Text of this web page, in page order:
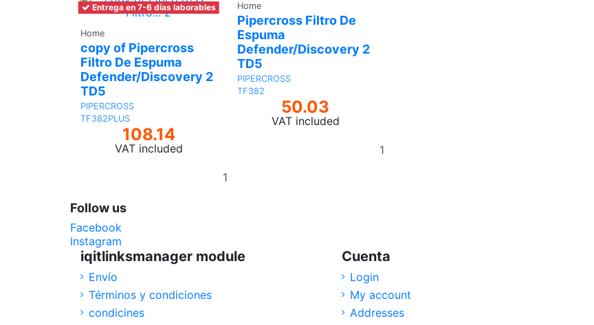
Entrega en 7-6 días laborables
Home
copy of Pipercross
Filtro De Espuma
Defender/Discovery 2
TD5
PIPERCROSS
TF382PLUS
108.14
VAT included
Home
Pipercross Filtro De
Espuma
Defender/Discovery 2
TD5
PIPERCROSS
TF382
50.03
VAT included
Follow us
Facebook
Instagram
iqitlinksmanager module
Envío
Términos y condiciones
condicines
Cuenta
Login
My account
Addresses